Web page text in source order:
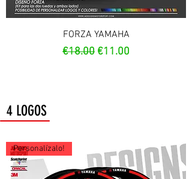
FORZA YAMAHA
Regular Price
€18.00Sale Price
€11.00
4 LOGOS
Personalízalo!